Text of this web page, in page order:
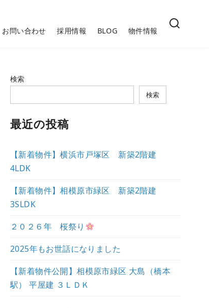
お問い合わせ 採用情報 BLOG 物件情報
検索
検索
最近の投稿
【新着物件】横浜市戸塚区 新築2階建
4LDK
【新着物件】相模原市緑区 新築2階建
3SLDK
２０２６年 桜祭り
2025年もお世話になりました
【新着物件公開】相模原市緑区 大島（橋本
駅） 平屋建 ３ＬＤＫ